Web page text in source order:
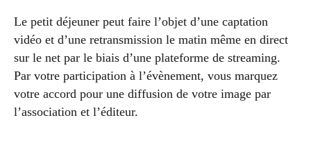
Le petit déjeuner peut faire l’objet d’une captation
vidéo et d’une retransmission le matin même en direct
sur le net par le biais d’une plateforme de streaming.
Par votre participation à l’évènement, vous marquez
votre accord pour une diffusion de votre image par
l’association et l’éditeur.